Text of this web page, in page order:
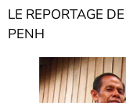
LE REPORTAGE
PENH